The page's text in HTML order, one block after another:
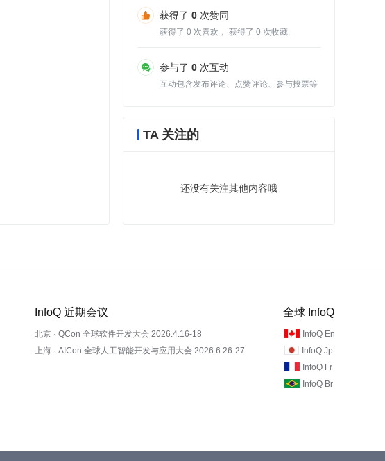
获得了 0 次赞同
获得了 0 次喜欢， 获得了 0 次收藏
参与了 0 次互动
互动包含发布评论、点赞评论、参与投票等
TA 关注的
还没有关注其他内容哦
InfoQ 近期会议
北京 · QCon 全球软件开发大会 2026.4.16-18
上海 · AICon 全球人工智能开发与应用大会 2026.6.26-27
全球 InfoQ
InfoQ En
InfoQ Jp
InfoQ Fr
InfoQ Br